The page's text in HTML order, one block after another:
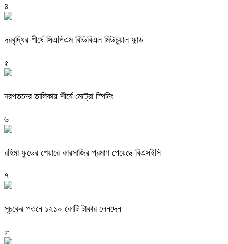
৪
দরবৃদ্ধির শীর্ষে সিএপিএম বিডিবিএল মিউচুয়াল ফান্ড
৫
দরপতনের তালিকায় শীর্ষে মেট্রো স্পিনিং
৬
রহিমা ফুডের শেয়ারে কারসাজির প্রমাণ পেয়েছে বিএসইসি
৭
সূচকের পতনে ১২১০ কোটি টাকার লেনদেন
৮